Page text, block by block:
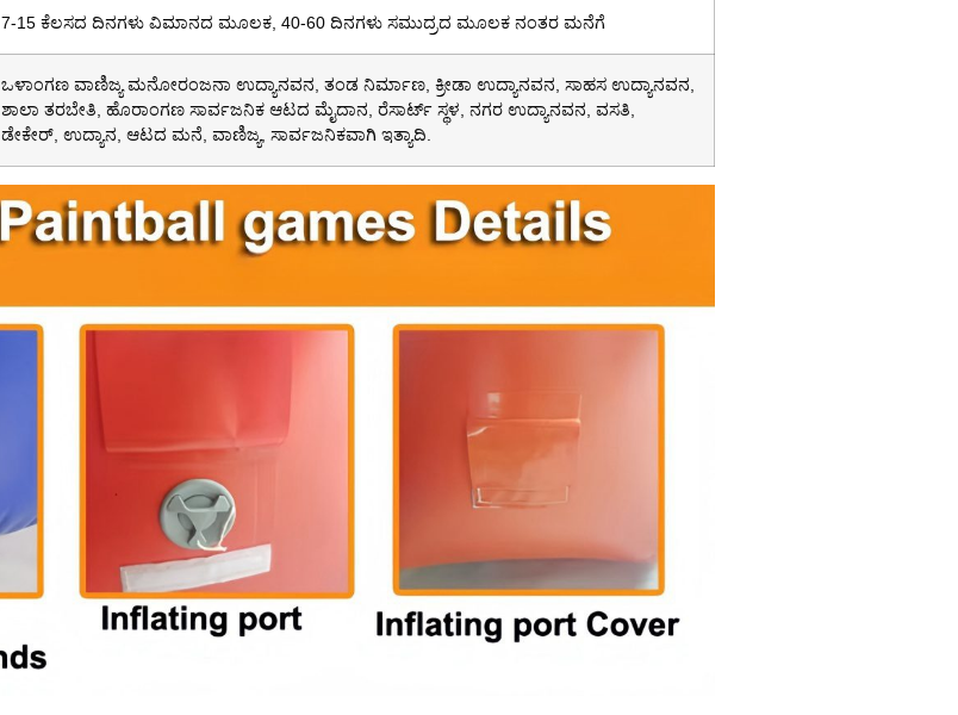
7-15 ಕೆಲಸದ ದಿನಗಳು ವಿಮಾನದ ಮೂಲಕ, 40-60 ದಿನಗಳು ಸಮುದ್ರದ ಮೂಲಕ ನಂತರ ಮನೆಗೆ
ಒಳಾಂಗಣ ವಾಣಿಜ್ಯ ಮನೋರಂಜನಾ ಉದ್ಯಾನವನ, ತಂಡ ನಿರ್ಮಾಣ, ಕ್ರೀಡಾ ಉದ್ಯಾನವನ, ಸಾಹಸ ಉದ್ಯಾನವನ,
ಶಾಲಾ ತರಬೇತಿ, ಹೊರಾಂಗಣ ಸಾರ್ವಜನಿಕ ಆಟದ ಮೈದಾನ, ರೆಸಾರ್ಟ್ ಸ್ಥಳ, ನಗರ ಉದ್ಯಾನವನ, ವಸತಿ,
ಡೇಕೇರ್, ಉದ್ಯಾನ, ಆಟದ ಮನೆ, ವಾಣಿಜ್ಯ, ಸಾರ್ವಜನಿಕವಾಗಿ ಇತ್ಯಾದಿ.